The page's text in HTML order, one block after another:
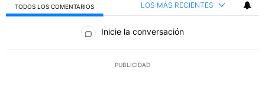
TODOS LOS COMENTARIOS LOS MÁS RECIENTES
Todos los comentarios
Inicie la conversación
PUBLICIDAD